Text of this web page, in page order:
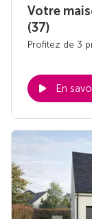
Votre
(37)
Profitez de 3
En